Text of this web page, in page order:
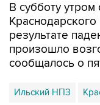
В субботу
Краснодарского
результате
произошло
сообщалось о
Ильский НПЗ